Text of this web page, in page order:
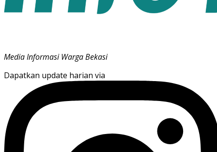
Media Informasi Warga Bekasi
Dapatkan update harian via